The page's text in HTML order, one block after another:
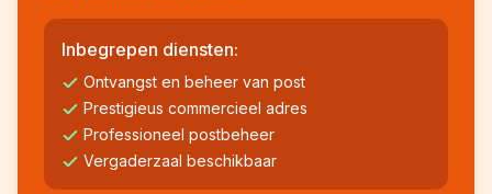
Inbegrepen diensten:
Ontvangst en beheer van post
Prestigieus commercieel adres
Professioneel postbeheer
Vergaderzaal beschikbaar